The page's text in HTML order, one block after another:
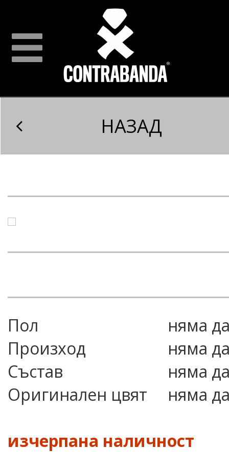
НАЗАД
Пол
няма
Произход
няма
Състав
няма
Оригинален цвят
няма
изчерпана наличност